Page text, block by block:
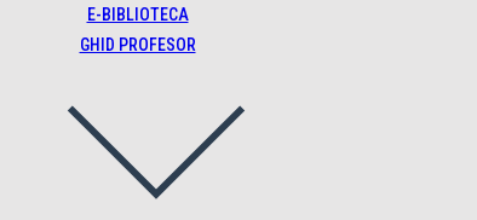
E-BIBLIOTECA
GHID PROFESOR